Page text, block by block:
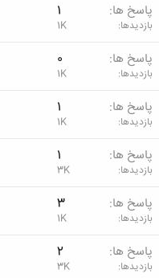
پاسخ ها 1
بازدیدها 1K
پاسخ ها 0
بازدیدها 1K
پاسخ ها 1
بازدیدها 1K
پاسخ ها 1
بازدیدها 3K
پاسخ ها 3
بازدیدها 1K
پاسخ ها 2
بازدیدها 3K